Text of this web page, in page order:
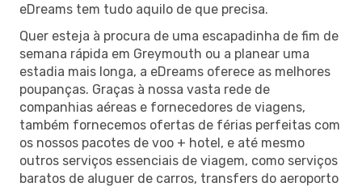
eDreams tem tudo aquilo de que precisa.
Quer esteja à procura de uma escapadinha de fim de
semana rápida em Greymouth ou a planear uma
estadia mais longa, a eDreams oferece as melhores
poupanças. Graças à nossa vasta rede de
companhias aéreas e fornecedores de viagens,
também fornecemos ofertas de férias perfeitas com
os nossos pacotes de voo + hotel, e até mesmo
outros serviços essenciais de viagem, como serviços
baratos de aluguer de carros, transfers do aeroporto